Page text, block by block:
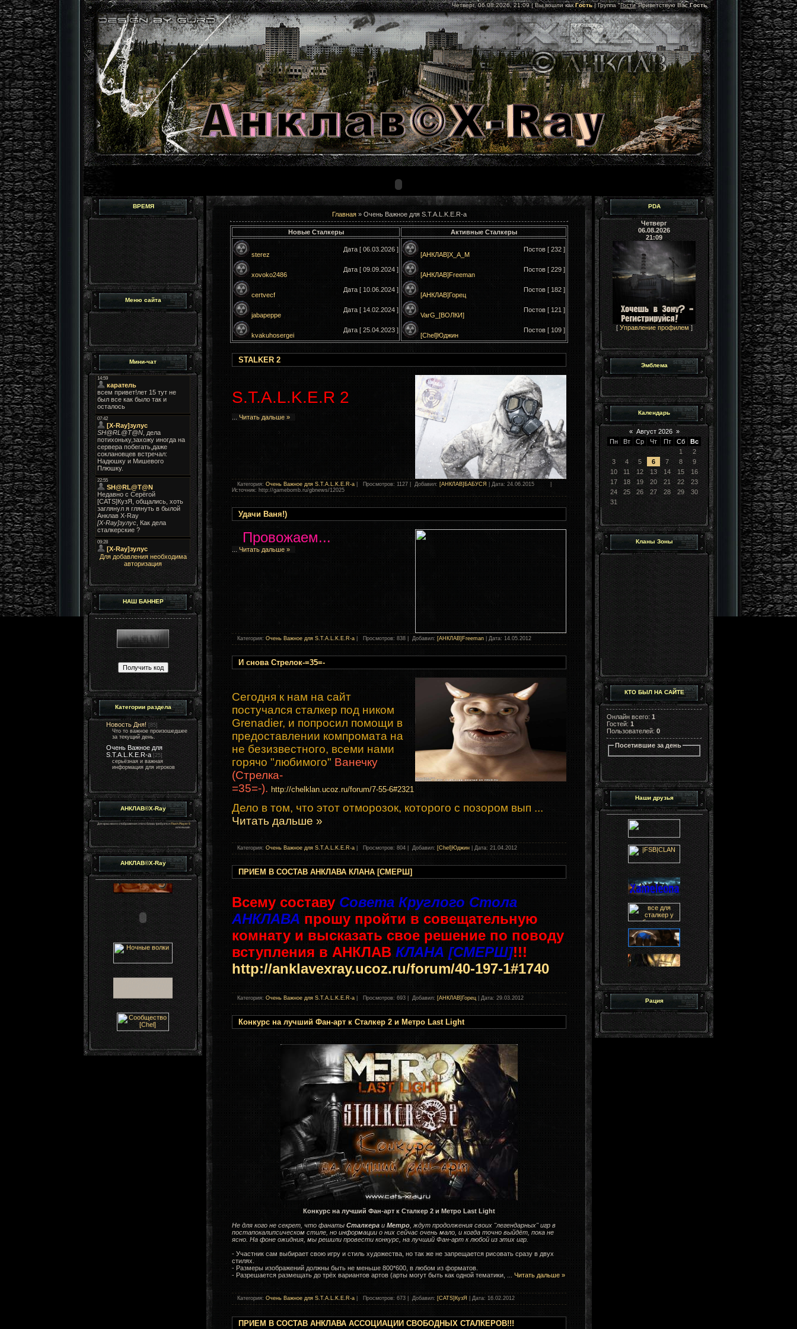
Четверг, 06.08.2026, 21:09 |Вы вошли как Гость|Группа"Гости"Приветствую Вас Гость
ВРЕМЯ
Меню сайта
Мини-чат
Для добавления необходима
авторизация
НАШ БАННЕР
Категории раздела
Новость Дня! [85]
Что то важное произошедшее
за текущий день.
Очень Важное для
S.T.A.L.K.E.R-а [25]
серьёзная и важная
информация для игроков
АНКЛАВ©X-Ray
Для красивого отображения этого блока требуетсяFlash Player 9
или выше.
АНКЛАВ©X-Ray
Главная» Очень Важное для S.T.A.L.K.E.R-а
Новые Сталкеры Активные Сталкеры
sterez
Дата [ 06.03.2026 ]
xovoko2486
Дата [ 09.09.2024 ]
certvecf
Дата [ 10.06.2024 ]
jabapeppe
Дата [ 14.02.2024 ]
kvakuhosergei
Дата [ 25.04.2023 ]
[АНКЛАВ]X_A_M
Постов [ 232 ]
[АНКЛАВ]Freeman
Постов [ 229 ]
[АНКЛАВ]Горец
Постов [ 182 ]
VarG_[ВОЛКИ]
Постов [ 121 ]
[Chel]Юджин
Постов [ 109 ]
STALKER 2
S.T.A.L.K.E.R 2
Читать дальше »
Категория: Очень Важное для S.T.A.L.K.E.R-а | Просмотров: 1127 | Добавил: [АНКЛАВ]БАБУСЯ | Дата: 24.06.2015
Источник: http://gamebomb.ru/gbnews/12025
Удачи Ваня!)
Провожаем...
Читать дальше »
Категория: Очень Важное для S.T.A.L.K.E.R-а | Просмотров: 838 | Добавил: [АНКЛАВ]Freeman | Дата: 14.05.2012
И снова Стрелок-=35=-
Сегодня к нам на сайт
постучался сталкер под ником
Grenadier, и попросил помощи в
предоставлении компромата на
не безизвестного, всеми нами
горячо "любимого" Ванечку
(Стрелка-
=35=-). http://chelklan.ucoz.ru/forum/7-55-6#2321
Дело в том, что этот отморозок, которого с позором вып ...
Читать дальше »
Категория: Очень Важное для S.T.A.L.K.E.R-а | Просмотров: 804 | Добавил: [Chel]Юджин | Дата: 21.04.2012
ПРИЕМ В СОСТАВ АНКЛАВА КЛАНА [СМЕРШ]
Всему составу Совета Круглого Стола
АНКЛАВА прошу пройти в совещательную
комнату и высказать свое решение по поводу
вступления в АНКЛАВКЛАНА [СМЕРШ]!!!
http://anklavexray.ucoz.ru/forum/40-197-1#1740
Категория: Очень Важное для S.T.A.L.K.E.R-а | Просмотров: 693 | Добавил: [АНКЛАВ]Горец | Дата: 29.03.2012
Конкурс на лучший Фан-арт к Сталкер 2 и Метро Last Light
Конкурс на лучший Фан-арт к Сталкер 2 и Метро Last Light
Не для кого не секрет, что фанаты Сталкера и Метро , ждут продолжения своих "легендарных" игр в
постапокалипсическом стиле, но информации о них сейчас очень мало, и когда точно выйдёт, пока не
ясно. На фоне ожидния, мы решили провести конкурс, на лучший Фан-арт к любой из этих игр.
- Участник сам выбирает свою игру и стиль художества, но так же не запрещается рисовать сразу в двух
стилях.
- Размеры изображений должны быть не меньше 800*600, в любом из форматов.
- Разрешается размещать до трёх вариантов артов (арты могут быть как одной тематики,
Читать дальше »
Категория: Очень Важное для S.T.A.L.K.E.R-а | Просмотров: 673 | Добавил: [CATS]КузЯ | Дата: 16.02.2012
ПРИЕМ В СОСТАВ АНКЛАВА АССОЦИАЦИИ СВОБОДНЫХ СТАЛКЕРОВ!!!
PDA
Четверг
06.08.2026
21:09
[ Управление профилем]
Эмблема
Календарь
« Август 2026 »
Пн
Вт Ср Чт Пт Сб
Вс
1
2
3
4 5 6 7 8
9
10
11 12 13 14 15
16
17
18 19 20 21 22
23
24
25 26 27 28 29
30
31
Кланы Зоны
КТО БЫЛ НА САЙТЕ
Онлайн всего: 1
Гостей: 1
Пользователей:0
Посетившие за день
Наши друзья
Рация